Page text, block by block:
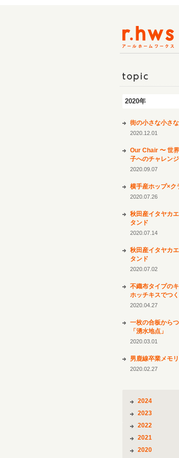
2020年
街の小さな小さ
2020.12.01
Our Chair 〜 世
子へのチャレンジ
2020.09.07
横手産ホップ×ク
2020.07.26
秋田産イタヤカ
タンド
2020.07.14
秋田産イタヤカ
タンド
2020.07.02
不織布タイプの
ホッチキスでつ
2020.04.27
一枚の合板から
「湧水地点」
2020.03.01
男鹿線卒業メモ
2020.02.27
2024
2023
2022
2021
2020